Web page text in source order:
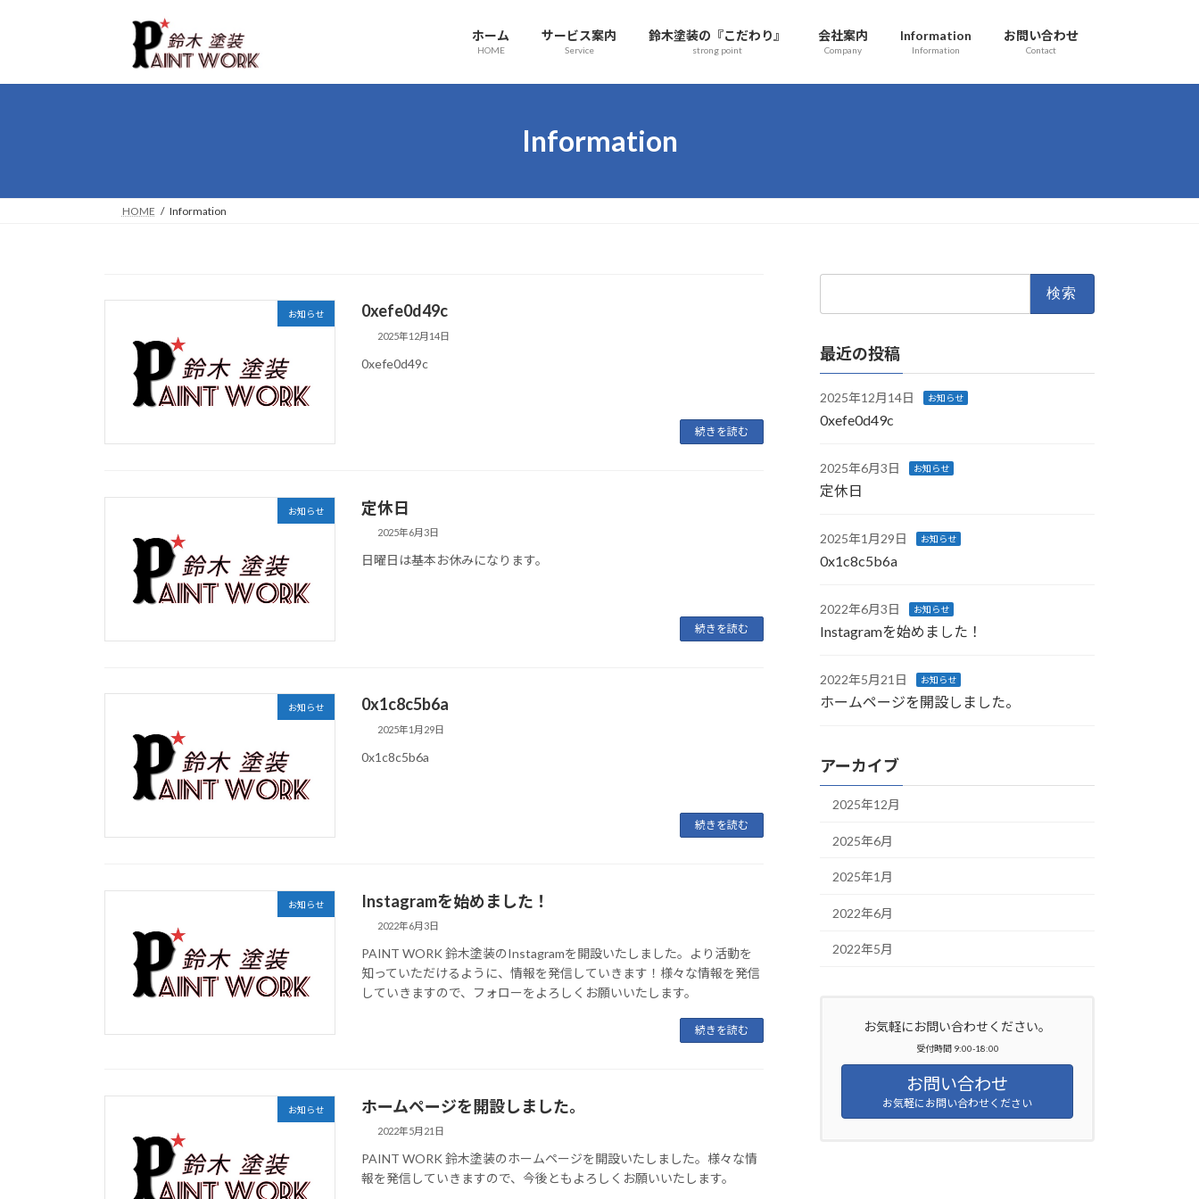
プ
動
ホーム
HOME
サービス案内
Service
鈴木塗装の『こだわり』
strong point
会社案内
Company
Information
Information
お問い合わせ
Contact
Information
HOME Information
お知らせ 0xefe0d49c
2025年12月14日
0xefe0d49c
続きを読む
お知らせ 定休日
2025年6月3日
日曜日は基本お休みになります。
続きを読む
お知らせ 0x1c8c5b6a
2025年1月29日
0x1c8c5b6a
続きを読む
お知らせ Instagramを始めました！
2022年6月3日
PAINT WORK 鈴木塗装のInstagramを開設いたしました。より活動を
知っていただけるように、情報を発信していきます！様々な情報を発信
していきますので、フォローをよろしくお願いいたします。
続きを読む
お知らせ ホームページを開設しました。
2022年5月21日
PAINT WORK 鈴木塗装のホームページを開設いたしました。様々な情
報を発信していきますので、今後ともよろしくお願いいたします。
最近の投稿
2025年12月14日 お知らせ
0xefe0d49c
2025年6月3日 お知らせ
定休日
2025年1月29日 お知らせ
0x1c8c5b6a
2022年6月3日 お知らせ
Instagramを始めました！
2022年5月21日 お知らせ
ホームページを開設しました。
アーカイブ
2025年12月
2025年6月
2025年1月
2022年6月
2022年5月
お気軽にお問い合わせください。
受付時間 9:00-18:00
お問い合わせ
お気軽にお問い合わせください